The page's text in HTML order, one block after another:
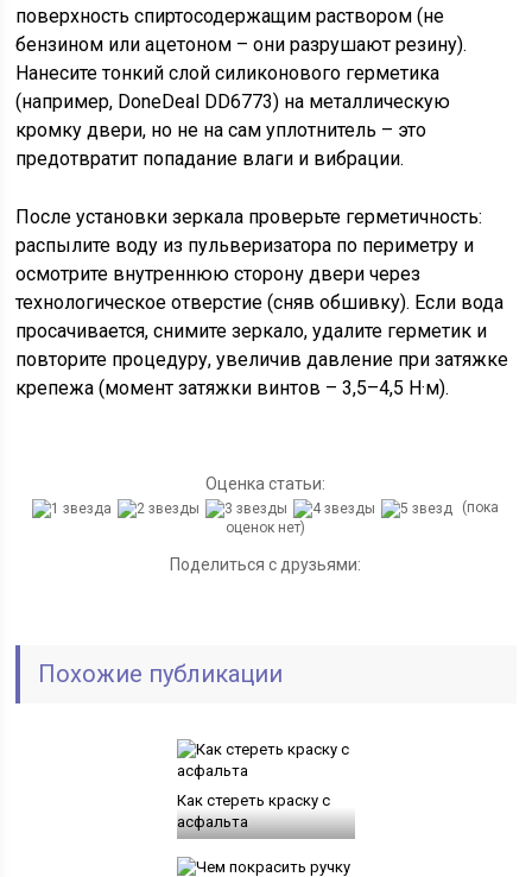
поверхность спиртосодержащим раствором (не
бензином или ацетоном – они разрушают резину).
Нанесите тонкий слой силиконового герметика
(например, DoneDeal DD6773) на металлическую
кромку двери, но не на сам уплотнитель – это
предотвратит попадание влаги и вибрации.
После установки зеркала проверьте герметичность:
распылите воду из пульверизатора по периметру и
осмотрите внутреннюю сторону двери через
технологическое отверстие (сняв обшивку). Если вода
просачивается, снимите зеркало, удалите герметик и
повторите процедуру, увеличив давление при затяжке
крепежа (момент затяжки винтов – 3,5–4,5 Н·м).
Оценка статьи:
(пока
оценок нет)
Поделиться с друзьями:
Похожие публикации
Как стереть краску с
асфальта